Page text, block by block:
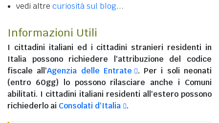
vedi altre curiosità sul blog...
Informazioni Utili
I cittadini italiani ed i cittadini stranieri residenti in
Italia possono richiedere l'attribuzione del codice
fiscale all'Agenzia delle Entrate
. Per i soli neonati
(entro 60gg) lo possono rilasciare anche i Comuni
abilitati. I cittadini italiani residenti all'esteropossono
richiederlo ai Consolati d'Italia .